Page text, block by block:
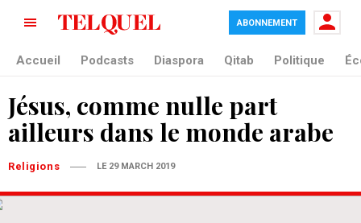
ABONNEMENT
Accueil Podcasts Diaspora Qitab Politique
Jésus, comme nulle part
ailleurs dans le monde arabe
Religions LE 29 MARCH 2019